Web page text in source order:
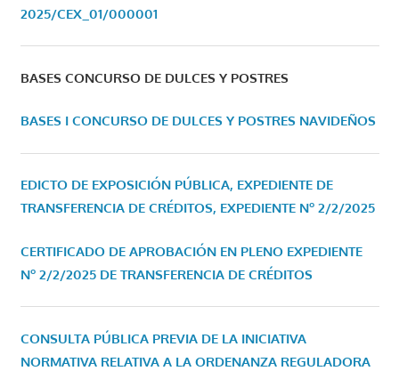
2025/CEX_01/000001
BASES CONCURSO DE DULCES Y POSTRES
BASES I CONCURSO DE DULCES Y POSTRES NAVIDEÑOS
EDICTO DE EXPOSICIÓN PÚBLICA, EXPEDIENTE DE
TRANSFERENCIA DE CRÉDITOS, EXPEDIENTE Nº 2/2/2025
CERTIFICADO DE APROBACIÓN EN PLENO EXPEDIENTE
Nº 2/2/2025 DE TRANSFERENCIA DE CRÉDITOS
CONSULTA PÚBLICA PREVIA DE LA INICIATIVA
NORMATIVA RELATIVA A LA ORDENANZA REGULADORA